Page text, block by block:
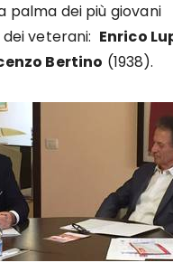
palma dei più giovani
veterani: Enrico
Bertino (1938).